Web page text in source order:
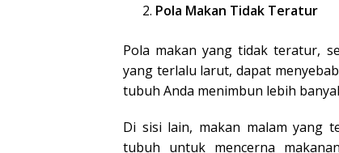
Pola Makan Tidak Teratur
Pola makan yang tidak teratur,
yang terlalu larut, dapat
tubuh Anda menimbun lebih
Di sisi lain, makan malam yang
tubuh untuk mencerna